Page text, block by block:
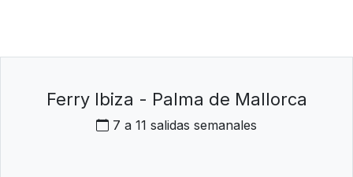
Ferry Ibiza - Palma de Mallorca
7 a 11 salidas semanales